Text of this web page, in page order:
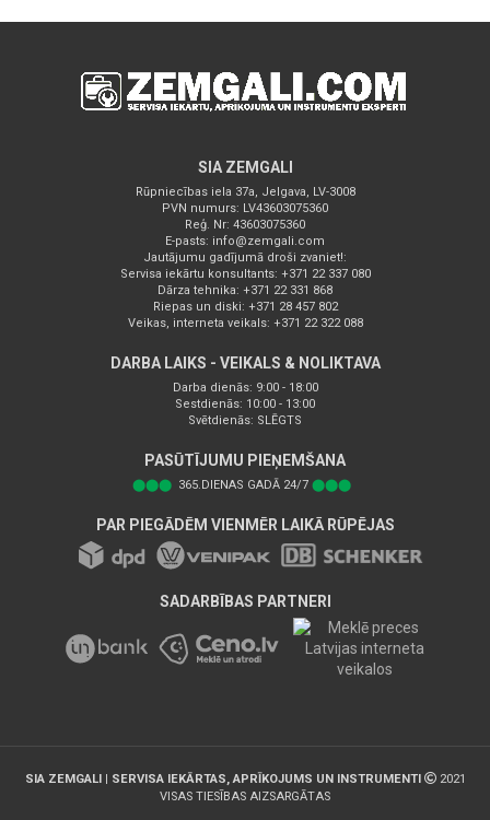
SIA ZEMGALI
Rūpniecības iela 37a, Jelgava, LV-3008
PVN numurs: LV43603075360
Reģ. Nr: 43603075360
E-pasts: info@zemgali.com
Jautājumu gadījumā droši zvaniet!:
Servisa iekārtu konsultants: +371 22 337 080
Dārza tehnika: +371 22 331 868
Riepas un diski: +371 28 457 802
Veikas, interneta veikals: +371 22 322 088
DARBA LAIKS - VEIKALS & NOLIKTAVA
Darba dienās: 9:00 - 18:00
Sestdienās: 10:00 - 13:00
Svētdienās: SLĒGTS
PASŪTĪJUMU PIEŅEMŠANA
⬤⬤⬤ 365.DIENAS GADĀ 24/7 ⬤⬤⬤
PAR PIEGĀDĒM VIENMĒR LAIKĀ RŪPĒJAS
SADARBĪBAS PARTNERI
SIA ZEMGALI | SERVISA IEKĀRTAS, APRĪKOJUMS UN INSTRUMENTI
2021
VISAS TIESĪBAS AIZSARGĀTAS